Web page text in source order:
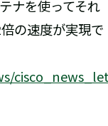
ナを使ってそれ
の速度が実現で